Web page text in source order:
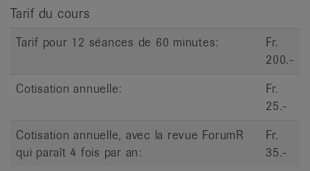
Tarif du cours
Tarif pour 12 séances de 60 minutes:
Fr.
200.-
Cotisation annuelle:
Fr.
25.-
Cotisation annuelle, avec la revue ForumR
qui paraît 4 fois par an:
Fr.
35.-